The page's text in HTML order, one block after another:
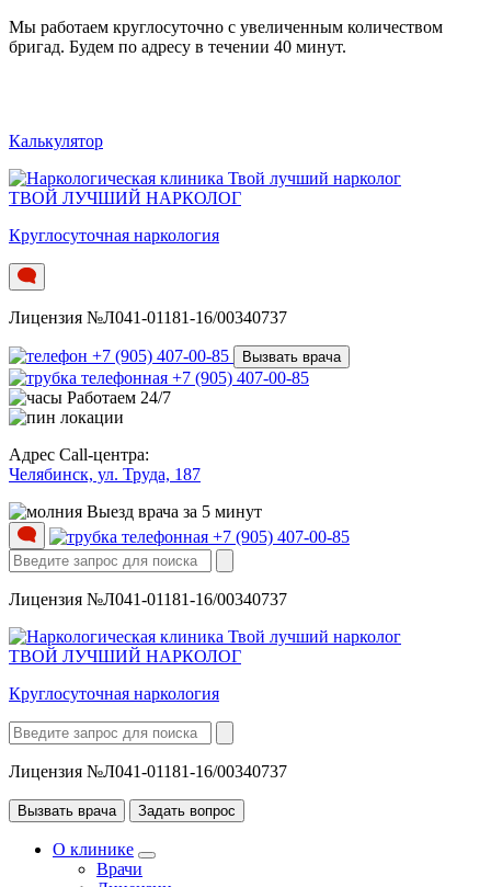
Мы работаем круглосуточно c увеличенным количеством
бригад. Будем по адресу в течении 40 минут.
Калькулятор
ТВОЙ ЛУЧШИЙ НАРКОЛОГ
Круглосуточная наркология
Лицензия №Л041-01181-16/00340737
+7 (905) 407-00-85 Вызвать врача
+7 (905) 407-00-85
Работаем 24/7
Адрес Call-центра:
Челябинск, ул. Труда, 187
Выезд врача за 5 минут
+7 (905) 407-00-85
Лицензия №Л041-01181-16/00340737
ТВОЙ ЛУЧШИЙ НАРКОЛОГ
Круглосуточная наркология
Лицензия №Л041-01181-16/00340737
Вызвать врача Задать вопрос
О клинике
Врачи